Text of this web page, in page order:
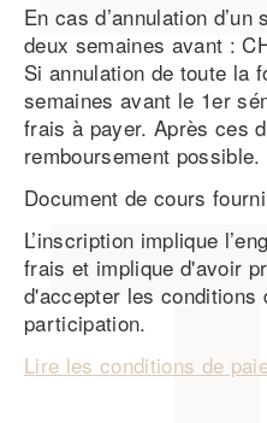
En cas d’annulation
deux semaines avant :
Si annulation de toute la
semaines avant le 1er
frais à payer. Après ces
remboursement possible.
Document de cours
L’inscription implique
frais et implique d'avoir
d'accepter les conditions
participation.
Lire les conditions de